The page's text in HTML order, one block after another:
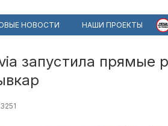
НОВОСТИ НАШИ ПРОЕКТЫ
запустила прямые
3251